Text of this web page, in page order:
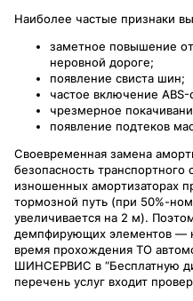
Наиболее частые признаки
заметное повышение
неровной дороге;
появление свиста шин;
частое включение
чрезмерное
появление подтеков
Своевременная замена
безопасность транспортного
изношенных амортизаторах
тормозной путь (при 50%-
увеличивается на 2 м).
демпфирующих элементов —
время прохождения ТО
ШИНСЕРВИС в “Бесплатную
перечень услуг входит